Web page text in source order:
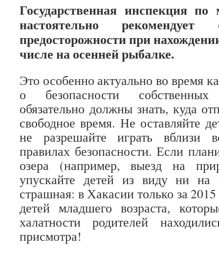
Государственная инспекция
настоятельно
предосторожности при
числе на осенней рыбалке.
Это особенно актуально во время
о безопасности
обязательно должны знать, куда
свободное время. Не оставляйте
не разрешайте играть вблизи
правилах безопасности. Если
озера (например, выезд на
упускайте детей из виду ни на
страшная: в Хакасии только за
детей младшего возраста,
халатности родителей
присмотра!